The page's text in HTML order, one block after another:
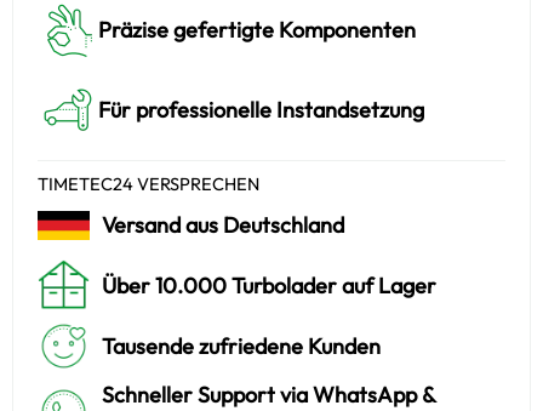
Präzise gefertigte Komponenten
Für professionelle Instandsetzung
TIMETEC24 VERSPRECHEN
Versand aus Deutschland
Über 10.000 Turbolader auf Lager
Tausende zufriedene Kunden
Schneller Support via WhatsApp &